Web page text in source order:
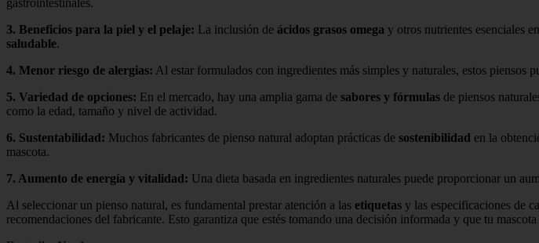
3. Beneficios para la piel y el pelaje: La inclusión de ácidos grasos omega y otros nutrientes esenciales
saludable.
4. Menor riesgo de alergias: Al estar formulados con ingredientes más simples y naturales, estos piensos
5. Variedad de opciones: En el mercado, hay una amplia gama de sabores y fórmulas de piensos
como la edad, tamaño y nivel de actividad.
6. Sustentabilidad: Muchos fabricantes de pienso natural adoptan prácticas de sostenibilidad en la
mascota.
7. Aumento de energía y vitalidad: Una dieta basada en ingredientes naturales puede proporcionar un
Al seleccionar un pienso natural, es fundamental prestar atención a las etiquetas y las especificaciones de
recomendaciones del fabricante. Esto garantiza que estés tomando una decisión informada y que tu